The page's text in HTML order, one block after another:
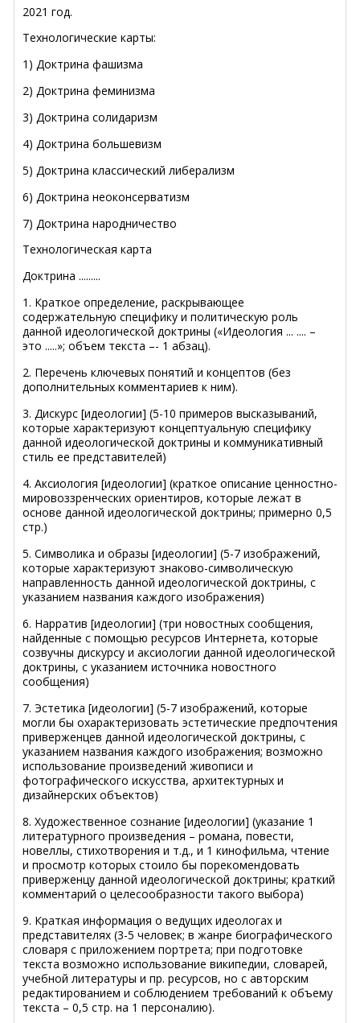
2021 год.
Технологические карты:
1) Доктрина фашизма
2) Доктрина феминизма
3) Доктрина солидаризм
4) Доктрина большевизм
5) Доктрина классический либерализм
6) Доктрина неоконсерватизм
7) Доктрина народничество
Технологическая карта
Доктрина .........
1. Краткое определение, раскрывающее
содержательную специфику и политическую роль
данной идеологической доктрины («Идеология ... .... –
это .....»; объем текста –- 1 абзац).
2. Перечень ключевых понятий и концептов (без
дополнительных комментариев к ним).
3. Дискурс [идеологии] (5-10 примеров высказываний,
которые характеризуют концептуальную специфику
данной идеологической доктрины и коммуникативный
стиль ее представителей)
4. Аксиология [идеологии] (краткое описание ценностно-
мировоззренческих ориентиров, которые лежат в
основе данной идеологической доктрины; примерно 0,5
стр.)
5. Символика и образы [идеологии] (5-7 изображений,
которые характеризуют знаково-символическую
направленность данной идеологической доктрины, с
указанием названия каждого изображения)
6. Нарратив [идеологии] (три новостных сообщения,
найденные с помощью ресурсов Интернета, которые
созвучны дискурсу и аксиологии данной идеологической
доктрины, с указанием источника новостного
сообщения)
7. Эстетика [идеологии] (5-7 изображений, которые
могли бы охарактеризовать эстетические предпочтения
приверженцев данной идеологической доктрины, с
указанием названия каждого изображения; возможно
использование произведений живописи и
фотографического искусства, архитектурных и
дизайнерских объектов)
8. Художественное сознание [идеологии] (указание 1
литературного произведения – романа, повести,
новеллы, стихотворения и т.д., и 1 кинофильма, чтение
и просмотр которых стоило бы порекомендовать
приверженцу данной идеологической доктрины; краткий
комментарий о целесообразности такого выбора)
9. Краткая информация о ведущих идеологах и
представителях (3-5 человек; в жанре биографического
словаря с приложением портрета; при подготовке
текста возможно использование википедии, словарей,
учебной литературы и пр. ресурсов, но с авторским
редактированием и соблюдением требований к объему
текста – 0,5 стр. на 1 персоналию).